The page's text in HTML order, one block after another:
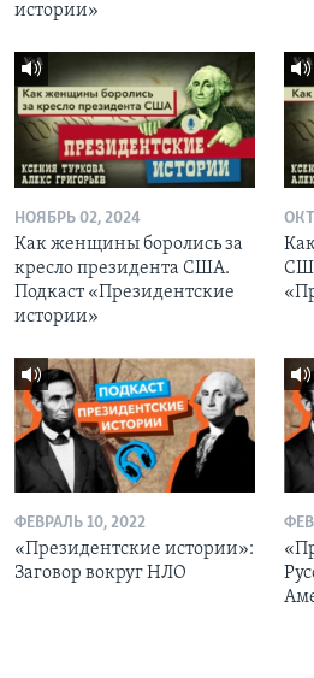
истории»
НОЯБРЬ 02, 2024
Как женщины боролись за
кресло президента США.
Подкаст «Президентские
истории»
ФЕВРАЛЬ 10, 2022
«Президентские истории»:
Заговор вокруг НЛО